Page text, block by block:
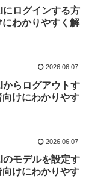
ログインする方
わかりやすく解
2026.06.07
らログアウトす
けにわかりやす
2026.06.07
モデルを設定す
けにわかりやす